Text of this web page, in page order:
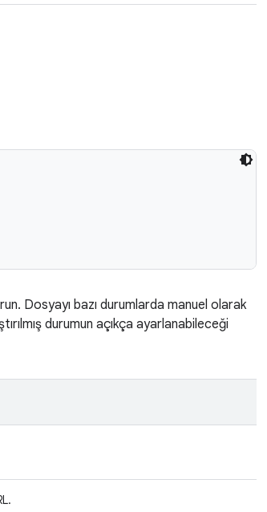
Dosyayı bazı durumlarda manuel olarak
durumun açıkça ayarlanabileceği